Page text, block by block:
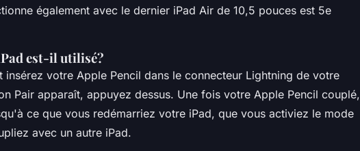
également avec le dernier iPad Air de 10,5 pouces est 5e
est-il utilisé?
insérez votre Apple Pencil dans le connecteur Lightning de votre
Pair apparaît, appuyez dessus. Une fois votre Apple Pencil couplé,
ce que vous redémarriez votre iPad, que vous activiez le mode
avec un autre iPad.